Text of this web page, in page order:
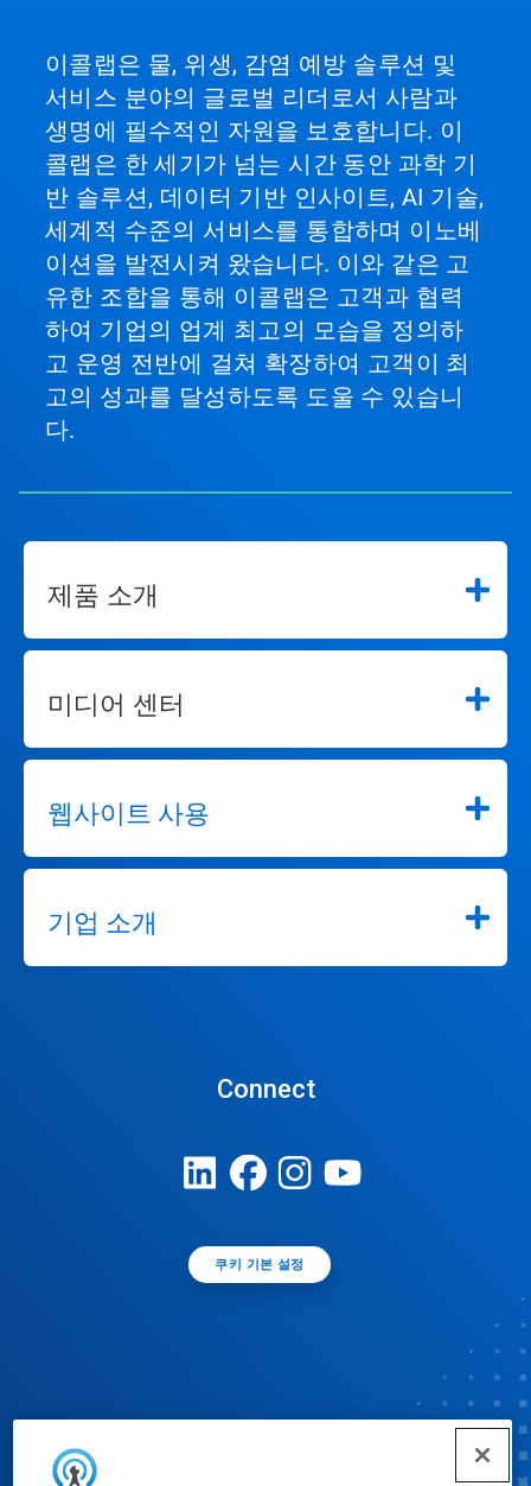
이콜랩은 물, 위생, 감염 예방 솔루션 및
서비스 분야의 글로벌 리더로서 사람과
생명에 필수적인 자원을 보호합니다. 이
콜랩은 한 세기가 넘는 시간 동안 과학 기
반 솔루션, 데이터 기반 인사이트, AI 기술,
세계적 수준의 서비스를 통합하며 이노베
이션을 발전시켜 왔습니다. 이와 같은 고
유한 조합을 통해 이콜랩은 고객과 협력
하여 기업의 업계 최고의 모습을 정의하
고 운영 전반에 걸쳐 확장하여 고객이 최
고의 성과를 달성하도록 도울 수 있습니
다.
제품 소개
미디어 센터
웹사이트 사용
기업 소개
Connect
쿠키 기본 설정